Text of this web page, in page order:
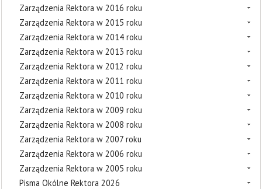
Zarządzenia Rektora w 2016 roku
Zarządzenia Rektora w 2015 roku
Zarządzenia Rektora w 2014 roku
Zarządzenia Rektora w 2013 roku
Zarządzenia Rektora w 2012 roku
Zarządzenia Rektora w 2011 roku
Zarządzenia Rektora w 2010 roku
Zarządzenia Rektora w 2009 roku
Zarządzenia Rektora w 2008 roku
Zarządzenia Rektora w 2007 roku
Zarządzenia Rektora w 2006 roku
Zarządzenia Rektora w 2005 roku
Pisma Okólne Rektora 2026